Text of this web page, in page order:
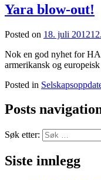
Yara blow-out!
Posted on 18. juli 2012
Nok en god nyhet for
armerikansk og
Posted in
Posts
Søk etter:
Siste innlegg